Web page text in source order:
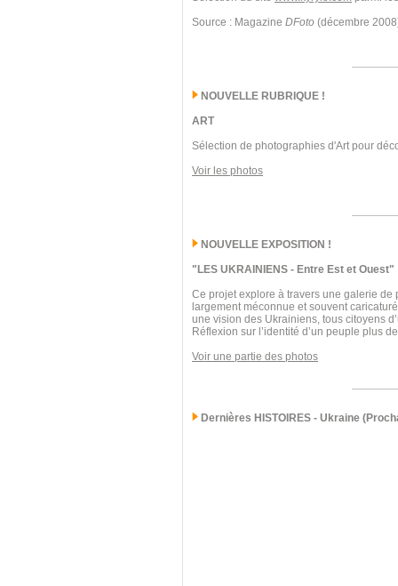
Source : Magazine DFoto (décembre
NOUVELLE RUBRIQUE !
ART
Sélection de photographies d'Art pour
Voir les photos
NOUVELLE EXPOSITION !
"LES UKRAINIENS - Entre Est et Ouest"
Ce projet explore à travers une galerie de
largement méconnue et souvent
une vision des Ukrainiens, tous citoyens
Réflexion sur l’identité d’un peuple plus
Voir une partie des photos
Dernières HISTOIRES - Ukraine